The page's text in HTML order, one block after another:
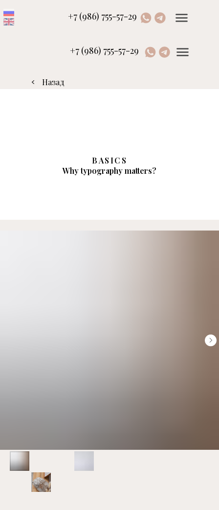
+7 (986) 755-57-29
+7 (986) 755-57-29
Назад
BASICS
Why typography matters?